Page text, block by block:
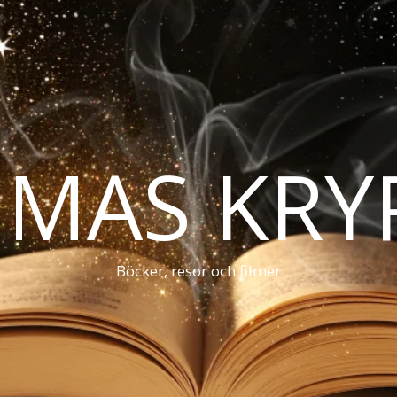
Böcker, resor och filmer